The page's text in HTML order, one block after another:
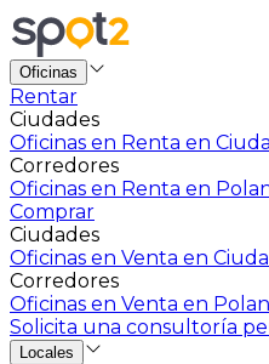
Oficinas
Rentar
Ciudades
Oficinas en Renta en
Corredores
Oficinas en Renta en
Comprar
Ciudades
Oficinas en Venta en
Corredores
Oficinas en Venta en
Solicita una consultoría
Locales